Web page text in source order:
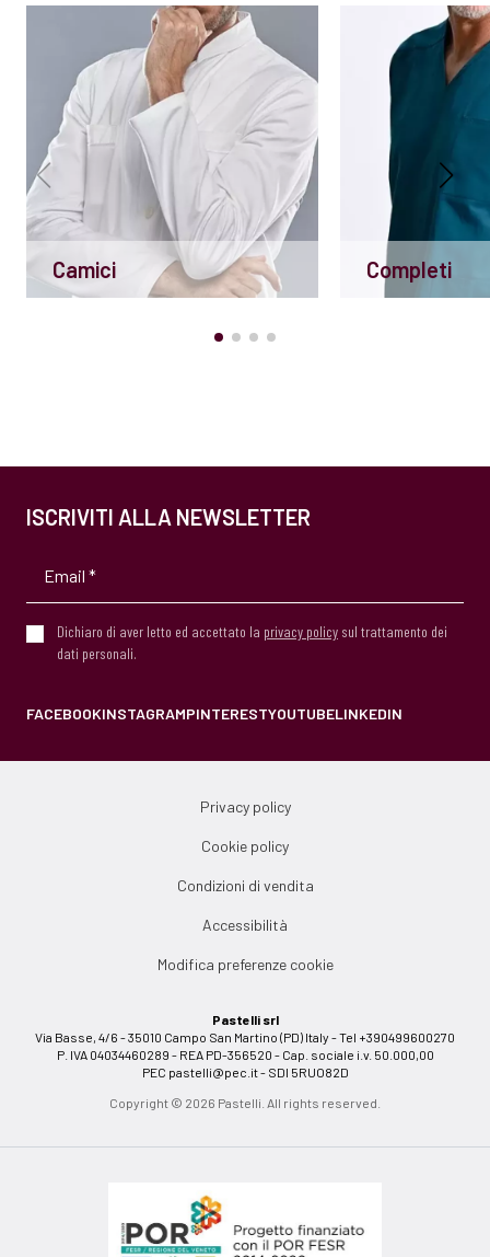
Camici Completi
ISCRIVITI ALLA NEWSLETTER
Dichiaro di aver letto ed accettato la privacy policy sul trattamento dei
dati personali.
FACEBOOKINSTAGRAMPINTERESTYOUTUBELINKEDIN
Privacy policy
Cookie policy
Condizioni di vendita
Accessibilità
Modifica preferenze cookie
Pastelli srl
Via Basse, 4/6 - 35010 Campo San Martino (PD) Italy - Tel +390499600270
P. IVA 04034460289 - REA PD-356520 - Cap. sociale i.v. 50.000,00
PEC pastelli@pec.it- SDI 5RUO82D
Copyright © 2026 Pastelli. All rights reserved.